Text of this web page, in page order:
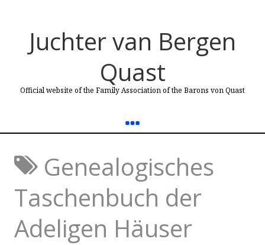
Juchter van Bergen
Quast
Official website of the Family Association of the Barons von Quast
Genealogisches
Taschenbuch der
Adeligen Häuser